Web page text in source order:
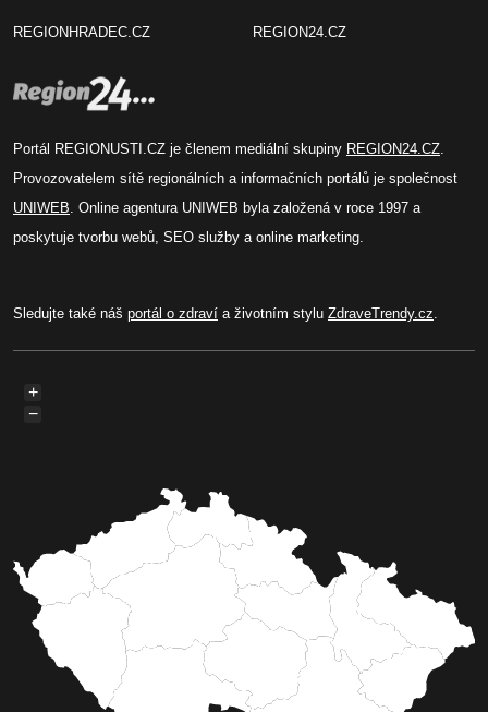
REGIONHRADEC.CZ REGION24.CZ
Portál REGIONUSTI.CZ je členem mediální skupiny REGION24.CZ.
Provozovatelem sítě regionálních a informačních portálů je společnost
UNIWEB. Online agentura UNIWEB byla založená v roce 1997 a
poskytuje tvorbu webů, SEO služby a online marketing.
Sledujte také náš portál o zdraví a životním stylu ZdraveTrendy.cz.
+
−